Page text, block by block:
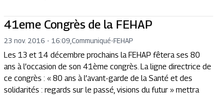
41eme Congrès de la FEHAP
23 nov. 2016 - 16:09 Communiqué-FEHAP
Les 13 et 14 décembre prochains la FEHAP fêtera ses 80
ans à l’occasion de son 41ème congrès. La ligne directrice de
ce congrès : « 80 ans à l’avant-garde de la Santé et des
solidarités : regards sur le passé, visions du futur » mettra